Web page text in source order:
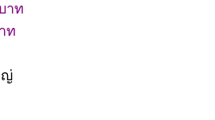
าท
ท
ญ่